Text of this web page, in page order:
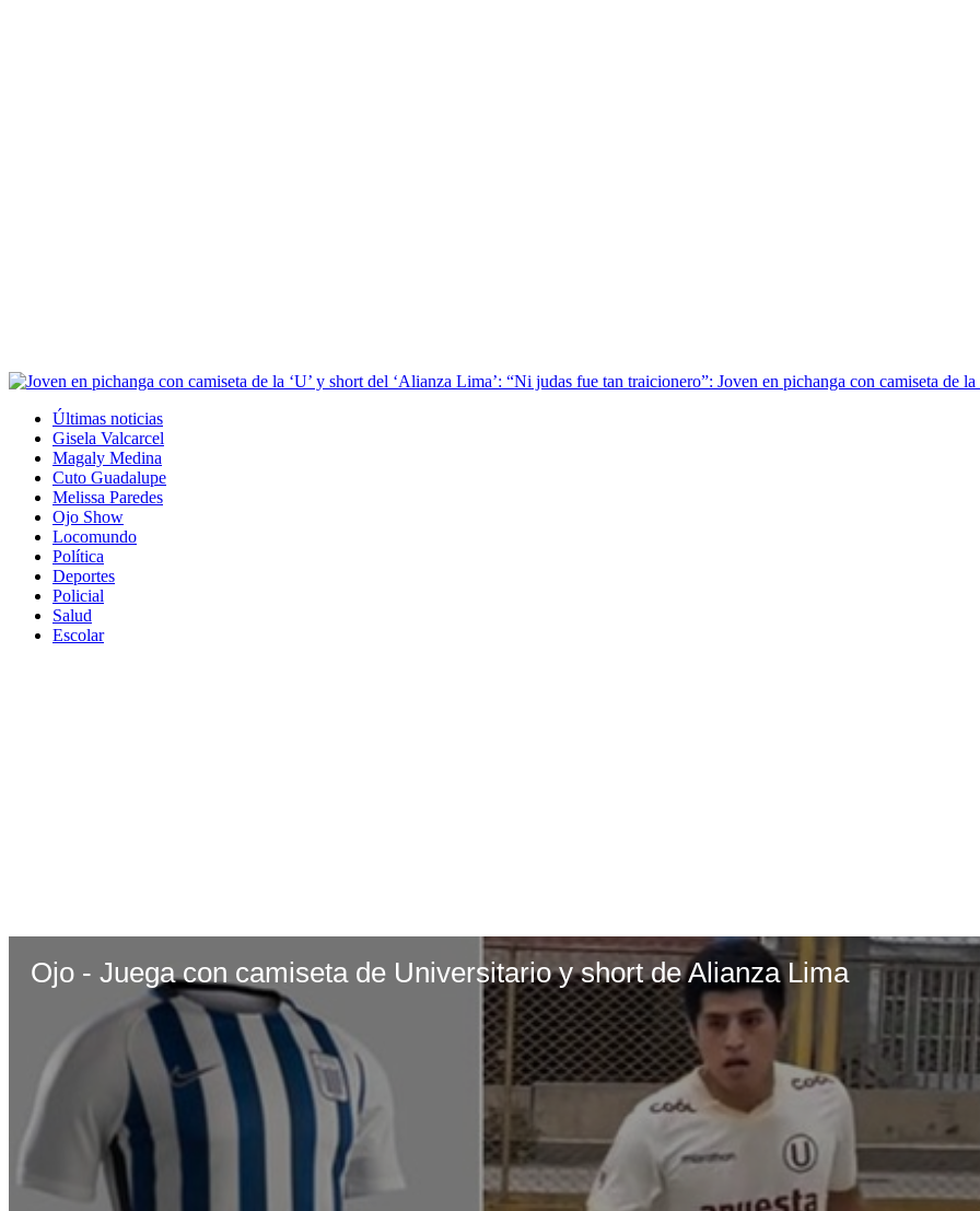
Últimas noticias
Gisela Valcarcel
Magaly Medina
Cuto Guadalupe
Melissa Paredes
Ojo Show
Locomundo
Política
Deportes
Policial
Salud
Escolar
Ojo - Juega con camiseta de Universitario y short de Alianza Lima